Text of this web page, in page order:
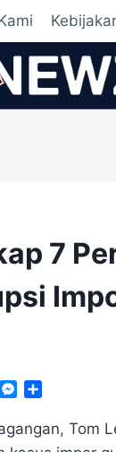
7
W
M
s
a
Tom